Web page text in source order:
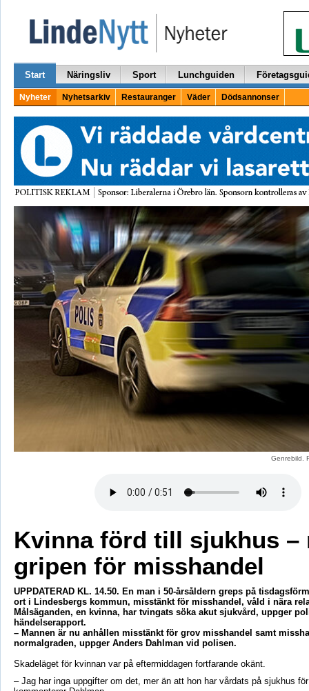
Start Näringsliv Sport Lunchguiden
Nyheter Nyhetsarkiv Restauranger Väder Dödsannonser
Genrebild.
Kvinna förd till sjukhus –
gripen för misshandel
UPPDATERAD KL. 14.50. En man i 50-årsåldern greps på
ort i Lindesbergs kommun, misstänkt för misshandel, våld i nära
Målsäganden, en kvinna, har tvingats söka akut sjukvård, uppger
händelserapport.
– Mannen är nu anhållen misstänkt för grov misshandel samt
normalgraden, uppger Anders Dahlman vid polisen.
Skadeläget för kvinnan var på eftermiddagen fortfarande okänt.
– Jag har inga uppgifter om det, mer än att hon har vårdats på sjukhus